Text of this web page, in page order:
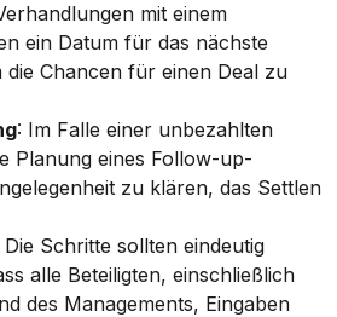
mit einem
ein Datum für das nächste
Chancen für einen Deal zu
: Im Falle einer unbezahlten
Planung eines Follow-up-
zu klären, das Settlen
Die Schritte sollten eindeutig
alle Beteiligten, einschließlich
des Managements, Eingaben